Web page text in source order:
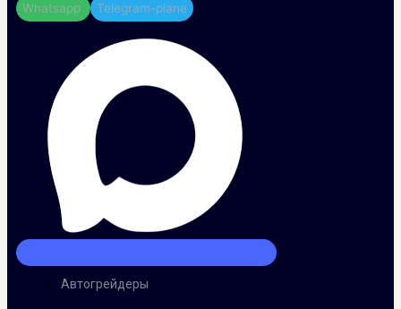
Whatsapp Telegram-plane
Автогрейдеры